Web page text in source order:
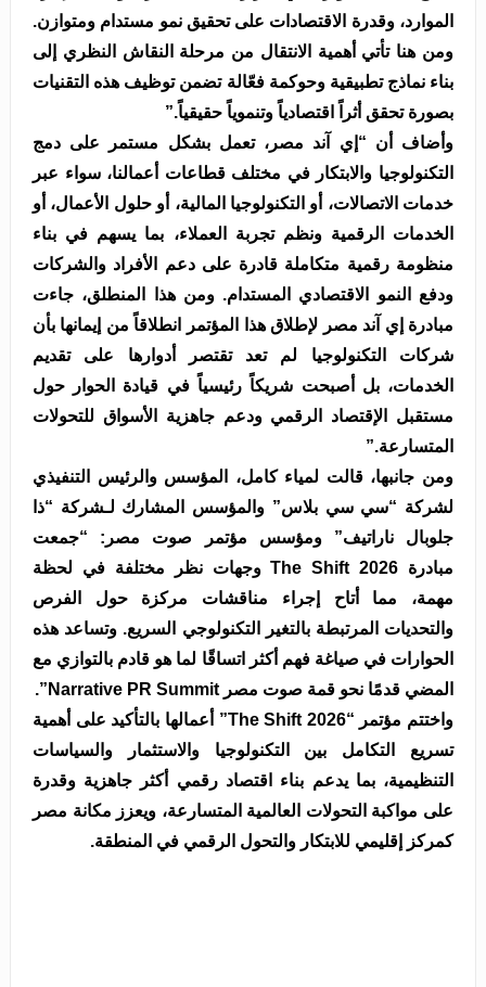
الموارد، وقدرة الاقتصادات على تحقيق نمو مستدام ومتوازن.
ومن هنا تأتي أهمية الانتقال من مرحلة النقاش النظري إلى
بناء نماذج تطبيقية وحوكمة فعّالة تضمن توظيف هذه التقنيات
بصورة تحقق أثراً اقتصادياً وتنموياً حقيقياً.”
وأضاف أن “إي آند مصر، تعمل بشكل مستمر على دمج
التكنولوجيا والابتكار في مختلف قطاعات أعمالنا، سواء عبر
خدمات الاتصالات، أو التكنولوجيا المالية، أو حلول الأعمال، أو
الخدمات الرقمية ونظم تجربة العملاء، بما يسهم في بناء
منظومة رقمية متكاملة قادرة على دعم الأفراد والشركات
ودفع النمو الاقتصادي المستدام. ومن هذا المنطلق، جاءت
مبادرة إي آند مصر لإطلاق هذا المؤتمر انطلاقاً من إيمانها بأن
شركات التكنولوجيا لم تعد تقتصر أدوارها على تقديم
الخدمات، بل أصبحت شريكاً رئيسياً في قيادة الحوار حول
مستقبل الإقتصاد الرقمي ودعم جاهزية الأسواق للتحولات
المتسارعة.”
ومن جانبها، قالت لمياء كامل، المؤسس والرئيس التنفيذي
لشركة “سي سي بلاس” والمؤسس المشارك لـشركة “ذا
جلوبال ناراتيف” ومؤسس مؤتمر صوت مصر: “جمعت
مبادرة The Shift 2026 وجهات نظر مختلفة في لحظة
مهمة، مما أتاح إجراء مناقشات مركزة حول الفرص
والتحديات المرتبطة بالتغير التكنولوجي السريع. وتساعد هذه
الحوارات في صياغة فهم أكثر اتساقًا لما هو قادم بالتوازي مع
المضي قدمًا نحو قمة صوت مصر Narrative PR Summit”.
واختتم مؤتمر “The Shift 2026” أعمالها بالتأكيد على أهمية
تسريع التكامل بين التكنولوجيا والاستثمار والسياسات
التنظيمية، بما يدعم بناء اقتصاد رقمي أكثر جاهزية وقدرة
على مواكبة التحولات العالمية المتسارعة، ويعزز مكانة مصر
كمركز إقليمي للابتكار والتحول الرقمي في المنطقة.